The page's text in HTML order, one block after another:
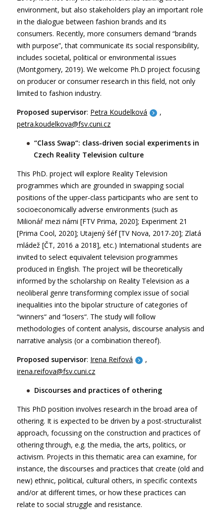
environment, but also stakeholders play an important role
in the dialogue between fashion brands and its
consumers. Recently, more consumers demand “brands
with purpose”, that communicate its social responsibility,
includes societal, political or environmental issues
(Montgomery, 2019). We welcome Ph.D project focusing
on producer or consumer research in this field, not only
limited to fashion industry.
Proposed supervisor: Petra Koudelková
,
petra.koudelkova@fsv.cuni.cz
“Class Swap“: class-driven social experiments in
Czech Reality Television culture
This PhD. project will explore Reality Television
programmes which are grounded in swapping social
positions of the upper-class participants who are sent to
socioeconomically adverse environments (such as
Milionář mezi námi [FTV Prima, 2020]; Experiment 21
[Prima Cool, 2020]; Utajený šéf [TV Nova, 2017-20]; Zlatá
mládež [ČT, 2016 a 2018], etc.) International students are
invited to select equivalent television programmes
produced in English. The project will be theoretically
informed by the scholarship on Reality Television as a
neoliberal genre transforming complex issue of social
inequalities into the bipolar structure of categories of
“winners“ and “losers“. The study will follow
methodologies of content analysis, discourse analysis and
narrative analysis (or a combination thereof).
Proposed supervisor: Irena Reifová
,
irena.reifova@fsv.cuni.cz
Discourses and practices of othering
This PhD position involves research in the broad area of
othering. It is expected to be driven by a post-structuralist
approach, focussing on the construction and practices of
othering through, e.g. the media, the arts, politics, or
activism. Projects in this thematic area can examine, for
instance, the discourses and practices that create (old and
new) ethnic, political, cultural others, in specific contexts
and/or at different times, or how these practices can
relate to social struggle and resistance.